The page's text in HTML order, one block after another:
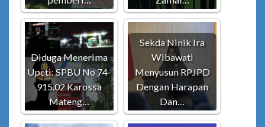
Diduga Menerima
Upeti: SPBU No 74-
915.02 Karossa
Mateng…
Sekda Ninik Ira
Wibawati
Menyusun RPJPD
Dengan Harapan
Dan…